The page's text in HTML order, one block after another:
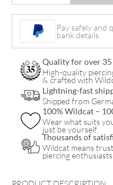
Circle
Labret
Pay safely and
bank details.
Quality for over 35
High-quality
& crafted with
Lightning-fast
Shipped from
100% Wildcat –
Wear what suits
just be yourself.
Thousands of
Wildcat means
piercing enthusiasts